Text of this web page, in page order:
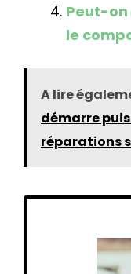
Peut-
le
A lire
démarre
réparations